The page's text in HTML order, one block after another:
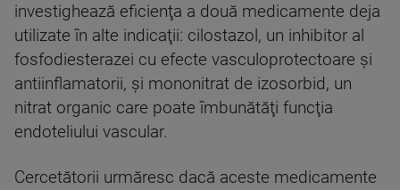
investighează eficienţa a două medicamente deja
utilizate în alte indicaţii: cilostazol, un inhibitor al
fosfodiesterazei cu efecte vasculoprotectoare şi
antiinflamatorii, şi mononitrat de izosorbid, un
nitrat organic care poate îmbunătăţi funcţia
endoteliului vascular.
Cercetătorii urmăresc dacă aceste medicamente